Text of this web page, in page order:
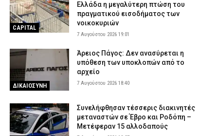
CAPITAL
Ελλάδα η μεγαλύτερη πτώση του
πραγματικού εισοδήματος των
νοικοκυριών
7 Αυγούστου 2026 19:01
ΔΙΚΑΙΟΣΥΝΗ
Άρειος Πάγος: Δεν ανασύρεται η
υπόθεση των υποκλοπών από το
αρχείο
7 Αυγούστου 2026 18:40
Συνελήφθησαν τέσσερις διακινητές
μεταναστών σε Έβρο και Ροδόπη –
Μετέφεραν 15 αλλοδαπούς